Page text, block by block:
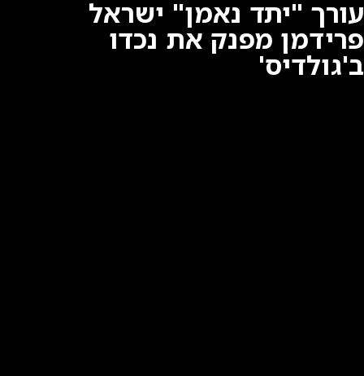
עורך "יתד נאמן" ישראל
פרידמן מפנק את נכדו
ב'גולדיס'